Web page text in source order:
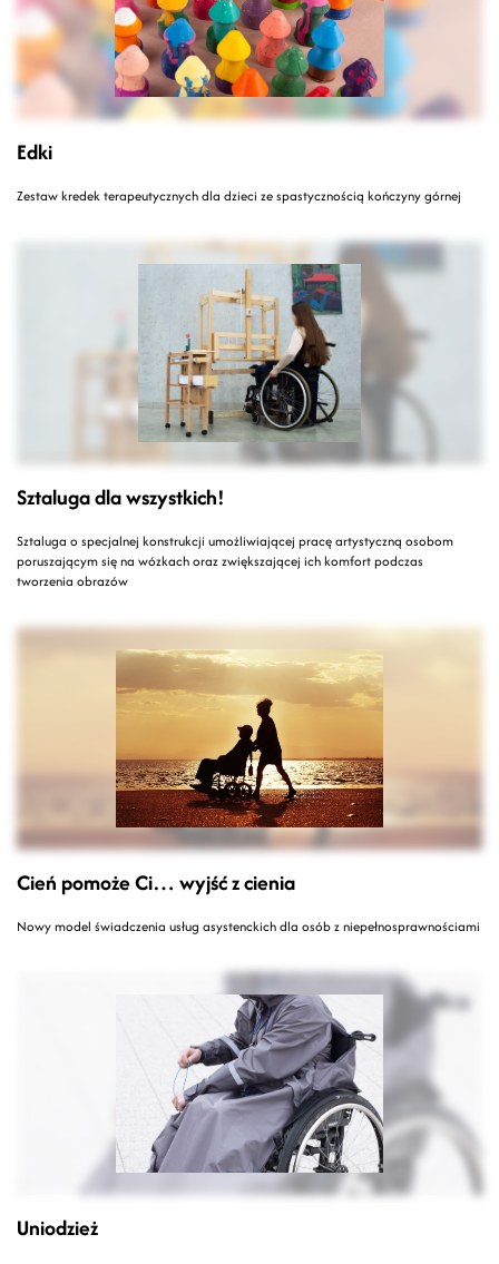
Edki
Zestaw kredek terapeutycznych dla dzieci ze spastycznością kończyny górnej
Sztaluga dla wszystkich!
Sztaluga o specjalnej konstrukcji umożliwiającej pracę artystyczną osobom
poruszającym się na wózkach oraz zwiększającej ich komfort podczas
tworzenia obrazów
Cień pomoże Ci… wyjść z cienia
Nowy model świadczenia usług asystenckich dla osób z niepełnosprawnościami
Uniodzież